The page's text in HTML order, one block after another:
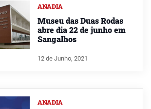
ANADIA
Museu das Duas Rodas
abre dia 22 de junho em
Sangalhos
12 de Junho, 2021
ANADIA